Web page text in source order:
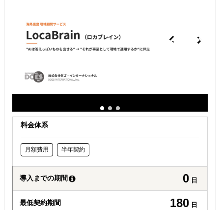
自社事業に最適な進出形態を知りたい
料金体系
月額費用 半年契約
導入までの期間 0 日
最低契約期間 180 日